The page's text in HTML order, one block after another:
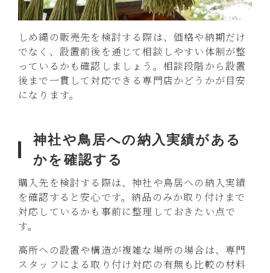
しめ縄の販売先を検討する際は、価格や納期だけ
でなく、設置前後を通じて相談しやすい体制が整
っているかも確認しましょう。相談段階から設置
後まで一貫して対応できる専門店かどうかが目安
になります。
神社や鳥居への納入実績がある
かを確認する
購入先を検討する際は、神社や鳥居への納入実績
を確認すると安心です。納品のみか取り付けまで
対応しているかも事前に整理しておきたい点で
す。
高所への設置や構造が複雑な場所の場合は、専門
スタッフによる取り付け対応の有無も比較の材料